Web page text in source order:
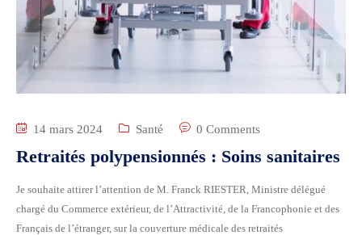
14 mars 2024 Santé 0 Comments
Retraités polypensionnés : Soins sanitaires
Je souhaite attirer l’attention de M. Franck RIESTER, Ministre délégué
chargé du Commerce extérieur, de l’Attractivité, de la Francophonie et des
Français de l’étranger, sur la couverture médicale des retraités